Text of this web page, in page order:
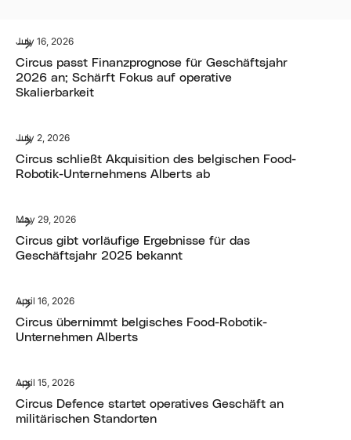
July 16, 2026
Circus passt Finanzprognose für Geschäftsjahr
2026 an; Schärft Fokus auf operative
Skalierbarkeit
July 2, 2026
Circus schließt Akquisition des belgischen Food-
Robotik-Unternehmens Alberts ab
May 29, 2026
Circus gibt vorläufige Ergebnisse für das
Geschäftsjahr 2025 bekannt
April 16, 2026
Circus übernimmt belgisches Food-Robotik-
Unternehmen Alberts
April 15, 2026
Circus Defence startet operatives Geschäft an
militärischen Standorten